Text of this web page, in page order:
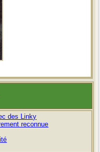
des Linky
reconnue